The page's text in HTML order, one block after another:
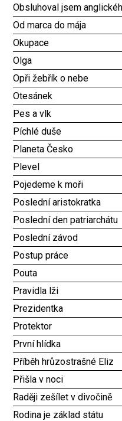
Obsluhoval jsem
Od marca do mája
Okupace
Olga
Opři žebřík o nebe
Otesánek
Pes a vlk
Píchlé duše
Planeta Česko
Plevel
Pojedeme k moři
Poslední aristokratka
Poslední den patriarchátu
Poslední závod
Postup práce
Pouta
Pravidla lži
Prezidentka
Protektor
První hlídka
Příběh hrůzostrašné Eliz
Přišla v noci
Raději zešílet v divočině
Rodina je základ státu